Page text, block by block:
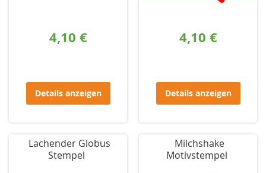
4,10 €
Details anzeigen
4,10 €
Details anzeigen
Lachender Globus
Stempel
Milchshake
Motivstempel